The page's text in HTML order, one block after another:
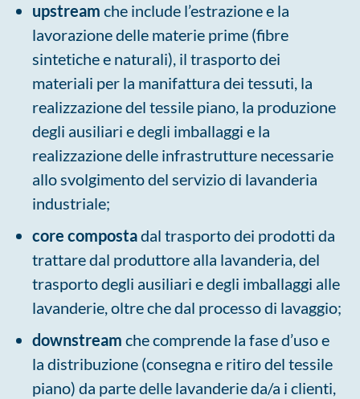
upstream che include l’estrazione e la
lavorazione delle materie prime (fibre
sintetiche e naturali), il trasporto dei
materiali per la manifattura dei tessuti, la
realizzazione del tessile piano, la produzione
degli ausiliari e degli imballaggi e la
realizzazione delle infrastrutture necessarie
allo svolgimento del servizio di lavanderia
industriale;
core compostadal trasporto dei prodotti da
trattare dal produttore alla lavanderia, del
trasporto degli ausiliari e degli imballaggi alle
lavanderie, oltre che dal processo di lavaggio;
downstream che comprende la fase d’uso e
la distribuzione (consegna e ritiro del tessile
piano) da parte delle lavanderie da/a i clienti,